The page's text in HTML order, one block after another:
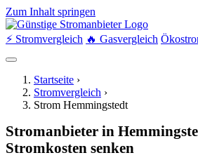
Zum Inhalt springen
⚡ Stromvergleich 🔥 Gasvergleich
Startseite ›
Stromvergleich ›
Strom Hemmingstedt
Stromanbieter in
Stromkosten senken